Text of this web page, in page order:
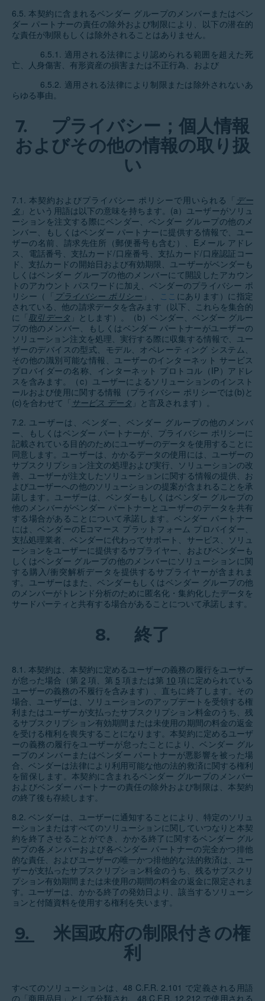
6.5. 本契約に含まれるベンダー グループのメンバーまたはベン
ダー パートナーの責任の除外および制限により、以下の潜在的
な責任が制限もしくは除外されることはありません。
6.5.1. 適用される法律により認められる範囲を超えた死
亡、人身傷害、有形資産の損害または不正行為、および
6.5.2. 適用される法律により制限または除外されないあ
らゆる事由。
7.
プライバシー；個人情報
およびその他の情報の取り扱
い
7.1. 本契約およびプライバシー ポリシーで用いられる「 デー
タ 」という用語は以下の意味を持ちます。(a）ユーザーがソリュ
ーションを注文する際にベンダー、ベンダー グループの他のメ
ンバー、もしくはベンダー パートナーに提供する情報で、ユー
ザーの名前、請求先住所（郵便番号も含む）、Eメール アドレ
ス、電話番号、支払カード/口座番号、支払カード/口座認証コー
ド、支払カードの開始日および有効期限、ユーザーがベンダーも
しくはベンダー グループの他のメンバーにて開設したアカウン
トのアカウント パスワードに加え、ベンダーのプライバシー ポ
リシー（「 プライバシー ポリシー 」、 ここ にあります） に指定
されている、他の請求データを含みます（以下、これらを集合的
に「 取引データ 」とします）。（b）ベンダー、ベンダー グルー
プの他のメンバー、もしくはベンダー パートナーがユーザーの
ソリューション注文を処理、実行する際に収集する情報で、ユー
ザーのデバイスの型式、モデル、オペレーティング システム、
その他の識別可能な情報、ユーザーのインターネット サービス
プロバイダーの名称、インターネット プロトコル（IP）アドレ
スを含みます。（c）ユーザーによるソリューションのインスト
ールおよび使用に関する情報（プライバシー ポリシーでは(b)と
(c)を合わせて「 サービス データ 」と言及されます）。
7.2. ユーザーは、ベンダー、ベンダー グループの他のメンバ
ー、もしくはベンダー パートナーが、プライバシー ポリシーに
記載されている目的のためにユーザーのデータを使用することに
同意します。ユーザーは、かかるデータの使用には、ユーザーの
サブスクリプション注文の処理および実行、ソリューションの改
善、ユーザーが注文したソリューションに関する情報の提供、お
よびユーザーへの他のソリューションの提案が含まれることを承
諾します。ユーザーは、ベンダーもしくはベンダー グループの
他のメンバーがベンダー パートナーとユーザーのデータを共有
する場合があることについて承諾します。ベンダー パートナー
には、ベンダーのEコマース プラットフォーム プロバイダー、
支払処理業者、ベンダーに代わってサポート、サービス、ソリュ
ーションをユーザーに提供するサプライヤー、およびベンダーも
しくはベンダー グループの他のメンバーにソリューションに関
する購入/衝突解析データを提供するサプライヤーが含まれま
す。ユーザーはまた、ベンダーもしくはベンダー グループの他
のメンバーがトレンド分析のために匿名化・集約化したデータを
サードパーティと共有する場合があることについて承諾します。
8. 終了
8.1. 本契約は、本契約に定めるユーザーの義務の履行をユーザー
が怠った場合（第 2 項、第 5 項または第 10 項に定められている
ユーザーの義務の不履行を含みます）、直ちに終了します。その
場合、ユーザーは、ソリューションのアップデートを受領する権
利またはユーザーが支払ったサブスクリプション料金のうち、残
るサブスクリプション有効期間または未使用の期間の料金の返金
を受ける権利を喪失することになります。本契約に定めるユーザ
ーの義務の履行をユーザーが怠ったことにより、ベンダー グル
ープのメンバーまたはベンダー パートナーが悪影響を被った場
合、ベンダーは法律により利用可能な他の法的救済に関する権利
を留保します。本契約に含まれるベンダー グループのメンバー
およびベンダー パートナーの責任の除外および制限は、本契約
の終了後も存続します。
8.2. ベンダーは、ユーザーに通知することにより、特定のソリュ
ーションまたはすべてのソリューションに関していつなりと本契
約を終了させることができ、かかる終了に関するベンダー グル
ープの各メンバーおよび各ベンダー パートナーの完全かつ排他
的な責任、およびユーザーの唯一かつ排他的な法的救済は、ユー
ザーが支払ったサブスクリプション料金のうち、残るサブスクリ
プション有効期間または未使用の期間の料金の返金に限定されま
す。ユーザーは、かかる終了の発効日より、該当するソリューシ
ョンと付随資料を使用する権利を失います。
9.
米国政府の制限付きの権
利
すべてのソリューションは、48 C.F.R. 2.101 で定義される用語
の「商用品目」として分類され、48 C.F.R. 12.212 で使用される